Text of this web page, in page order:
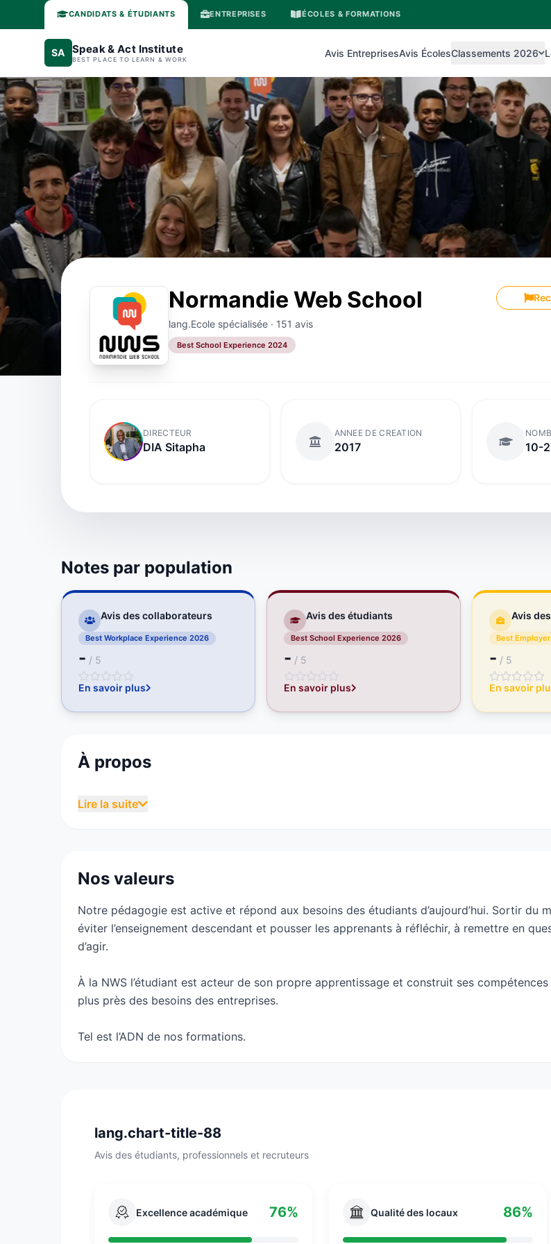
CANDIDATS & ÉTUDIANTS ENTREPRISES ÉCOLES & FORMATIONS
SA Speak & Act Institute
BEST PLACE TO LEARN & WORK
Avis EntreprisesAvis ÉcolesClassements 2026
Normandie Web School
lang.Ecole spécialisée · 151 avis
Best School Experience 2024
DIRECTEUR
DIA Sitapha
ANNEE DE CREATION
2017 10-
Notes par population
Avis des collaborateurs
Best Workplace Experience 2026
- / 5
En savoir plus
Avis des étudiants
Best School Experience 2026
- / 5
En savoir plus
Avis
Best
- / 5
En savoir
À propos
développement web, communication graphique et communication digitale) et amène vers
BACHELOR « Chef de projets digitaux » se déroule sur 3 ans soit en alternance (contrat
en formation initiale.
BACHELOR « Développement web »
Un développeur web conçoit, modélise et développe des outils numériques, des sites
BACHELOR « Communication graphique »
designer ou infographistes.
Lire la suite
Nos valeurs
Notre pédagogie est active et répond aux besoins des étudiants d’aujourd’hui. Sortir du
éviter l’enseignement descendant et pousser les apprenants à réfléchir, à remettre en
d’agir.
À la NWS l’étudiant est acteur de son propre apprentissage et construit ses
plus près des besoins des entreprises.
Tel est l’ADN de nos formations.
lang.chart-title-88
Avis des étudiants, professionnels et recruteurs
Excellence académique 76% Qualité des locaux 86%